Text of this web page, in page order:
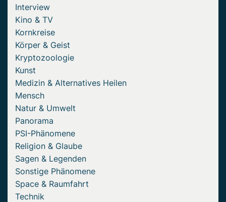
Interview
Kino & TV
Kornkreise
Körper & Geist
Kryptozoologie
Kunst
Medizin & Alternatives Heilen
Mensch
Natur & Umwelt
Panorama
PSI-Phänomene
Religion & Glaube
Sagen & Legenden
Sonstige Phänomene
Space & Raumfahrt
Technik